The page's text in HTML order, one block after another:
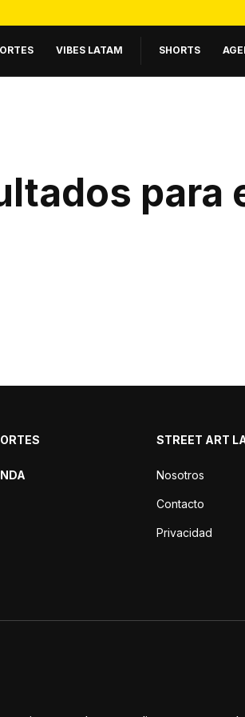
VIBES LATAM SHORTS
para
STREET ART
Nosotros
Contacto
Privacidad